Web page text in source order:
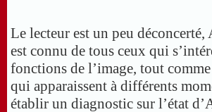
Le lecteur est un peu
est connu de tous ceux qui
fonctions de l’image, tout
qui apparaissent à différents
établir un diagnostic sur l’état